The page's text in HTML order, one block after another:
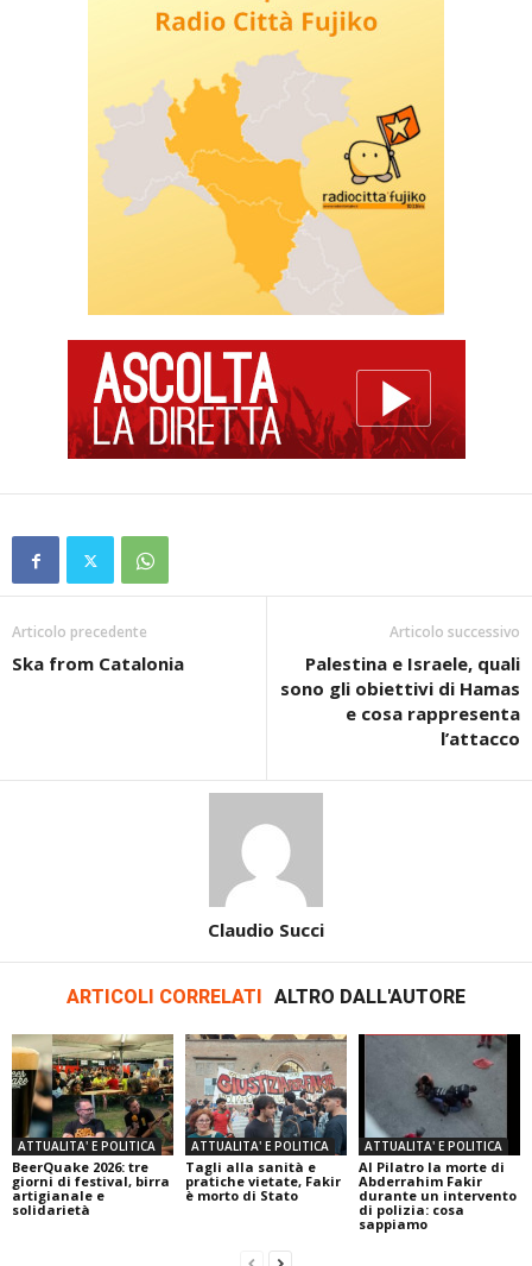
Articolo precedente
Ska from Catalonia
Articolo successivo
Palestina e Israele, quali
sono gli obiettivi di Hamas
e cosa rappresenta
l’attacco
Claudio Succi
ARTICOLI CORRELATI ALTRO DALL'AUTORE
ATTUALITA' E POLITICA
BeerQuake 2026: tre
giorni di festival, birra
artigianale e
solidarietà
ATTUALITA' E POLITICA
Tagli alla sanità e
pratiche vietate, Fakir
è morto di Stato
ATTUALITA' E POLITICA
Al Pilatro la morte di
Abderrahim Fakir
durante un intervento
di polizia: cosa
sappiamo